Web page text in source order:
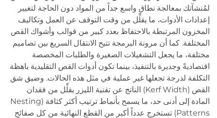
لمُنشآتك بمعالجة نطاق واسع جداً من المواد دون الحاجة لتغيير
إعدادات الأدوات، ما يقلِّل من وقت التوقف عن العمل وتكاليف
المخزون المرتبطة بالاحتفاظ بعدد كبير من قوالب وأشواك القص
المختلفة. كما أن مرونة البرمجة تتيح الانتقال السريع بين تصاميم
مختلفة، ما يجعل التشغيلات الصغيرة والطلبات المخصصة
اقتصاديةً وجديرة بالتنفيذ، بينما تكون أدوات القص التقليدية باهظة
التكلفة لدرجة تجعلها غير عملية في مثل هذه الحالات. وضيق شق
القص (Kerf Width) الناتج عن تقنية الليزر يقلِّل من فقدان
المادة إلى أدنى حد، ما يسمح بأنماط ترتيب أكثر كثافة (Nesting
Patterns) تستخرج عدداً أكبر من القطع النهائية من كل صفائح